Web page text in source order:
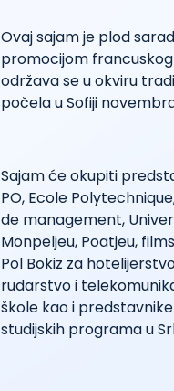
Ovaj sajam je plod
promocijom
održava se u okviru
počela u Sofiji
Sajam će okupiti
PO, Ecole
de management,
Monpeljeu, Poatjeu,
Pol Bokiz za
rudarstvo i
škole kao i
studijskih programa u